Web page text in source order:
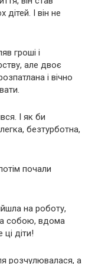
І він не
гроші і
але двоє
і вічно
І як би
безтурботна,
почали
на роботу,
собою, вдома
діти!
розчулювалася, а